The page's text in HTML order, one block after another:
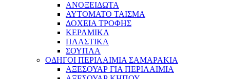
ΑΝΟΞΕΙΔΩΤΑ
ΑΥΤΟΜΑΤΟ ΤΑΙΣΜΑ
ΔΟΧΕΙΑ ΤΡΟΦΗΣ
ΚΕΡΑΜΙΚΑ
ΠΛΑΣΤΙΚΑ
ΣΟΥΠΛΑ
ΟΔΗΓΟΙ ΠΕΡΙΛΑΙΜΙΑ ΣΑΜΑΡΑΚΙΑ
ΑΞΕΣΟΥΑΡ ΓΙΑ ΠΕΡΙΛΑΙΜΙΑ